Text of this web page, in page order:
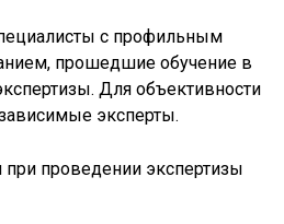
с профильным
прошедшие обучение в
Для объективности
эксперты.
проведении экспертизы